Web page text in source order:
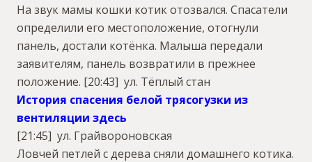
На звук мамы кошки котик отозвался. Спасатели
определили его местоположение, отогнули
панель, достали котёнка. Малыша передали
заявителям, панель возвратили в прежнее
положение. [20:43] ул. Тёплый стан
История спасения белой трясогузки из
вентиляции здесь
[21:45] ул. Грайвороновская
Ловчей петлей с дерева сняли домашнего котика.